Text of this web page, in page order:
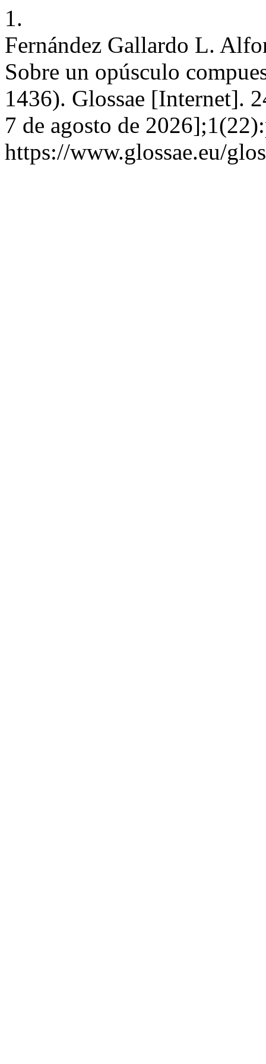
1.
Fernández Gallardo L.
Sobre un opúsculo
1436). Glossae [Internet].
7 de agosto de
https://www.glossae.eu/